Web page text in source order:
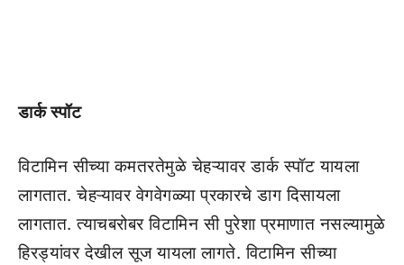
डार्क स्पॉट
विटामिन सीच्या कमतरतेमुळे चेहऱ्यावर डार्क स्पॉट यायला
लागतात. चेहऱ्यावर वेगवेगळ्या प्रकारचे डाग दिसायला
लागतात. त्याचबरोबर विटामिन सी पुरेशा प्रमाणात नसल्यामुळे
हिरड्यांवर देखील सूज यायला लागते. विटामिन सीच्या